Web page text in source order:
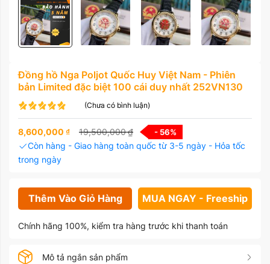
Đồng hồ Nga Poljot Quốc Huy Việt Nam - Phiên
bản Limited đặc biệt 100 cái duy nhất 252VN130
(Chưa có bình luận)
8,600,000 ₫ 19,500,000₫ - 56%
Còn hàng - Giao hàng toàn quốc từ 3-5 ngày - Hỏa tốc
trong ngày
Thêm Vào Giỏ Hàng MUA NGAY - Freeship
Chính hãng 100%, kiểm tra hàng trước khi thanh toán
Mô tả ngắn sản phẩm